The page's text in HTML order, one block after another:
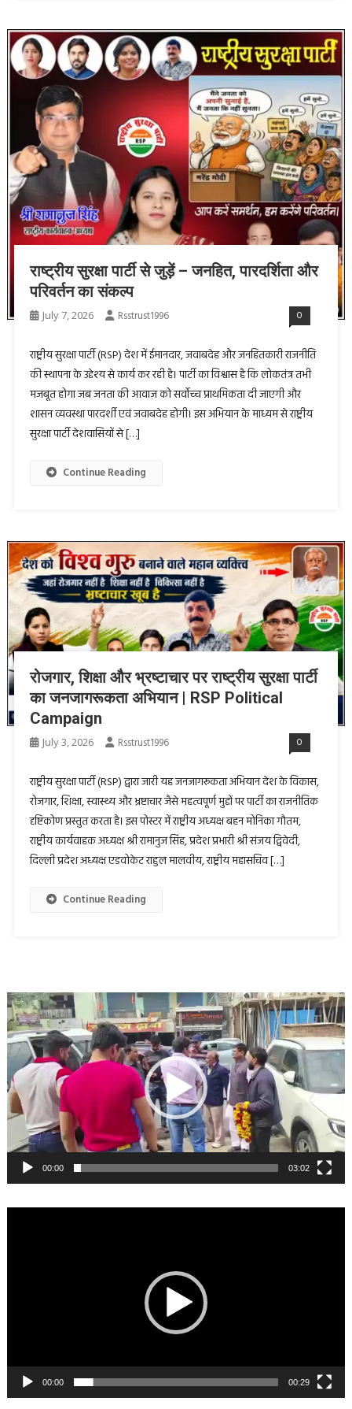
राष्ट्रीय सुरक्षा पार्टी से जुड़ें – जनहित, पारदर्शिता और
परिवर्तन का संकल्प
July 7, 2026 Rsstrust1996 0
राष्ट्रीय सुरक्षा पार्टी (RSP) देश में ईमानदार, जवाबदेह और जनहितकारी राजनीति
की स्थापना के उद्देश्य से कार्य कर रही है। पार्टी का विश्वास है कि लोकतंत्र तभी
मजबूत होगा जब जनता की आवाज़ को सर्वोच्च प्राथमिकता दी जाएगी और
शासन व्यवस्था पारदर्शी एवं जवाबदेह होगी। इस अभियान के माध्यम से राष्ट्रीय
सुरक्षा पार्टी देशवासियों से […]
Continue Reading
रोजगार, शिक्षा और भ्रष्टाचार पर राष्ट्रीय सुरक्षा पार्टी
का जनजागरूकता अभियान | RSP Political
Campaign
July 3, 2026 Rsstrust1996 0
राष्ट्रीय सुरक्षा पार्टी (RSP) द्वारा जारी यह जनजागरूकता अभियान देश के विकास,
रोजगार, शिक्षा, स्वास्थ्य और भ्रष्टाचार जैसे महत्वपूर्ण मुद्दों पर पार्टी का राजनीतिक
दृष्टिकोण प्रस्तुत करता है। इस पोस्टर में राष्ट्रीय अध्यक्ष बहन मोनिका गौतम,
राष्ट्रीय कार्यवाहक अध्यक्ष श्री रामानुज सिंह, प्रदेश प्रभारी श्री संजय द्विवेदी,
दिल्ली प्रदेश अध्यक्ष एडवोकेट राहुल मालवीय, राष्ट्रीय महासचिव […]
Continue Reading
Video
Player
00:00 03:02
00:00 00:29